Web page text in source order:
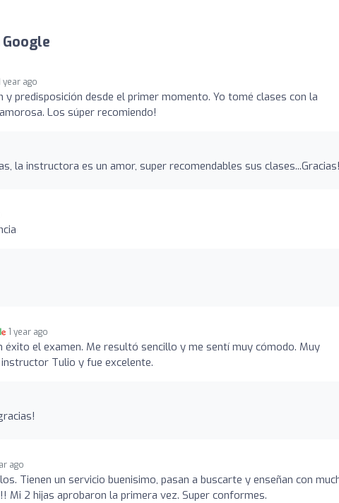
year ago
y predisposición desde el primer momento. Yo tomé clases con la
Los súper recomiendo!
la instructora es un amor, super recomendables sus
1 year ago
éxito el examen. Me resultó sencillo y me sentí muy cómodo. Muy
Tulio y fue excelente.
ago
Tienen un servicio buenisimo, pasan a buscarte y enseñan con
Mi 2 hijas aprobaron la primera vez. Super conformes.